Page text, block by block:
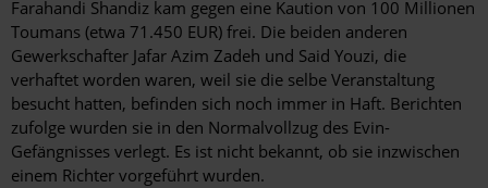
Farahandi Shandiz kam gegen eine Kaution von 100 Millionen
Toumans (etwa 71.450 EUR) frei. Die beiden anderen
Gewerkschafter Jafar Azim Zadeh und Said Youzi, die
verhaftet worden waren, weil sie die selbe Veranstaltung
besucht hatten, befinden sich noch immer in Haft. Berichten
zufolge wurden sie in den Normalvollzug des Evin-
Gefängnisses verlegt. Es ist nicht bekannt, ob sie inzwischen
einem Richter vorgeführt wurden.